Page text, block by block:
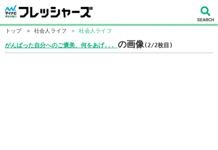
トップ > 社会人ライフ > 社会人ライフ
がんばった自分へのご褒美、何をあげ... の画像(2/2枚目)